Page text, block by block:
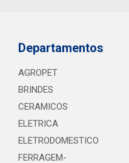
Departamentos
AGROPET
BRINDES
CERAMICOS
ELETRICA
ELETRODOMESTICO
FERRAGEM-